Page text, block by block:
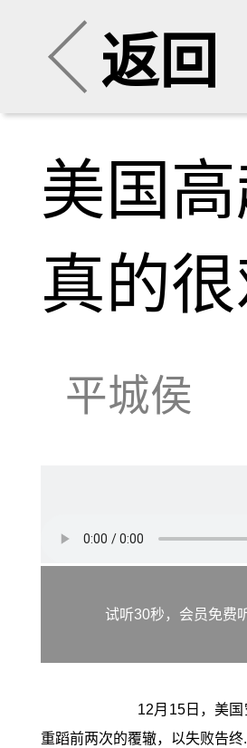
返回
美国
真的很
平城侯
试听30秒，会员免费
12月15日，美
重蹈前两次的覆辙，以失败告